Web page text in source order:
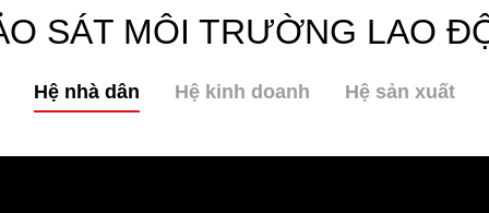
SÁT MÔI TRƯỜNG LAO
Hệ nhà dân Hệ kinh doanh Hệ sản xuất